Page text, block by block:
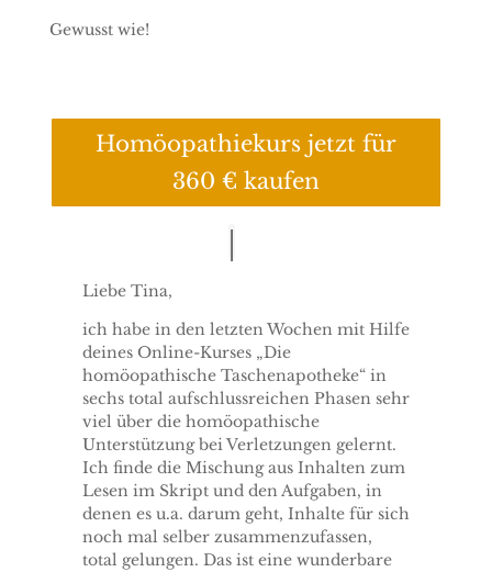
Gewusst wie!
Homöopathiekurs jetzt für
360 € kaufen
Liebe Tina,
ich habe in den letzten Wochen mit Hilfe
deines Online-Kurses „Die
homöopathische Taschenapotheke“ in
sechs total aufschlussreichen Phasen sehr
viel über die homöopathische
Unterstützung bei Verletzungen gelernt.
Ich finde die Mischung aus Inhalten zum
Lesen im Skript und den Aufgaben, in
denen es u.a. darum geht, Inhalte für sich
noch mal selber zusammenzufassen,
total gelungen. Das ist eine wunderbare